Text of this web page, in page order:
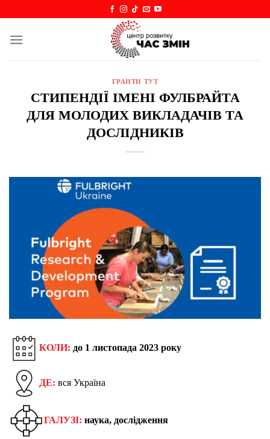
content
ГРАНТИ ТУТ
СТИПЕНДІЇ ІМЕНІ ФУЛБРАЙТА
ДЛЯ МОЛОДИХ ВИКЛАДАЧІВ ТА
ДОСЛІДНИКІВ
КОЛИ: до 1 листопада 2023 року
ДЕ: вся Україна
ГАЛУЗІ: наука, дослідження